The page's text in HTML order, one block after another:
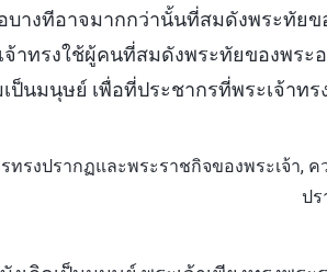
างทีอาจมากกว่านั้นที่สมดังพระทัยข
าทรงใช้ผู้คนที่สมดังพระทัยของพระ
ป็นมนุษย์ เพื่อที่ประชากรที่พระเจ้าทร
ทรงปรากฏและพระราชกิจของพระเจ้า,
ปร